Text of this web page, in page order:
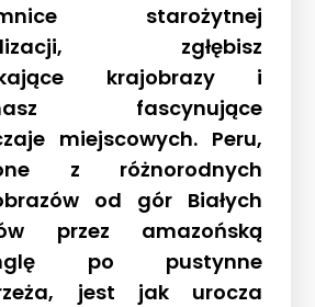
starożytnej
zgłębisz
krajobrazy i
fascynujące
miejscowych. Peru,
z różnorodnych
od gór Białych
przez amazońską
po pustynne
jest jak urocza